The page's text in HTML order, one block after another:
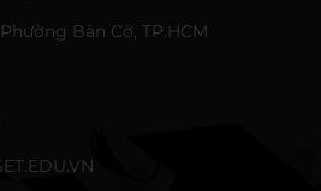
Bàn Cờ, TP.HCM